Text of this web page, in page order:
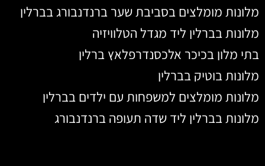
מלונות מומלצים בסביבת שער ברנדנבורג בברלין
מלונות בברלין ליד מגדל הטלוויזיה
בתי מלון בכיכר אלכסנדרפלאץ ברלין
מלונות בוטיק בברלין
מלונות מומלצים למשפחות עם ילדים בברלין
מלונות בברלין ליד שדה תעופה ברנדנבורג